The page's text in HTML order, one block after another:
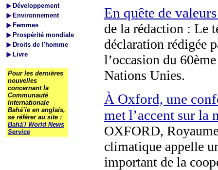
Développement
Environnement
Femmes
Prospérité mondiale
Droits de l'homme
Livre
Pour les dernières
nouvelles
concernant la
Communauté
Internationale
Bahá’íe en anglais,
se référer au site :
Bahá'í World News
Service
En quête de
de la rédaction : Le
déclaration rédigée
l’occasion du
Nations Unies.
À Oxford, une
met l’accent sur la
OXFORD,
climatique appelle
important de la